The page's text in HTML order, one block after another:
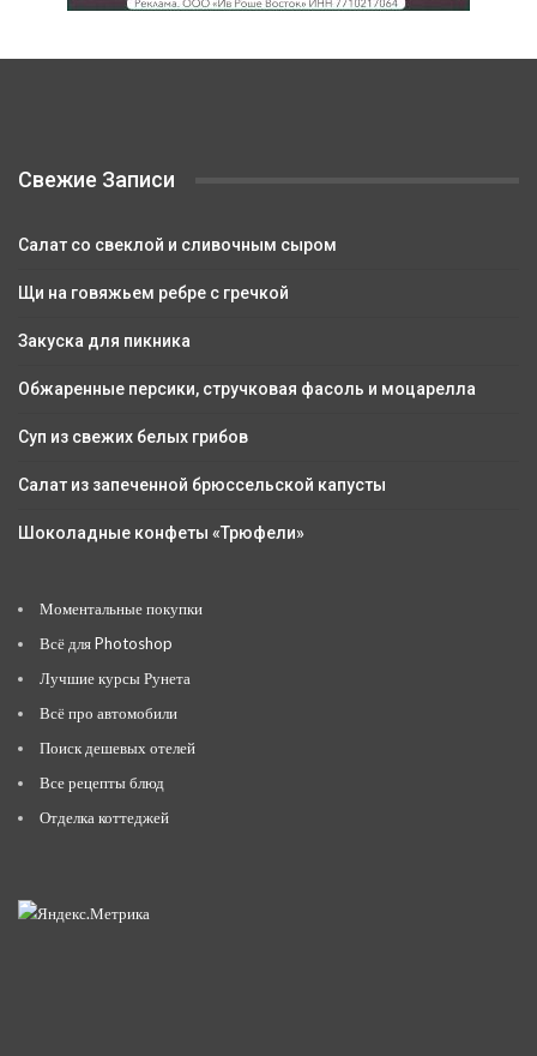
Свежие Записи
Салат со свеклой и сливочным сыром
Щи на говяжьем ребре с гречкой
Закуска для пикника
Обжаренные персики, стручковая фасоль и моцарелла
Суп из свежих белых грибов
Салат из запеченной брюссельской капусты
Шоколадные конфеты «Трюфели»
Моментальные покупки
Всё для Photoshop
Лучшие курсы Рунета
Всё про автомобили
Поиск дешевых отелей
Все рецепты блюд
Отделка коттеджей